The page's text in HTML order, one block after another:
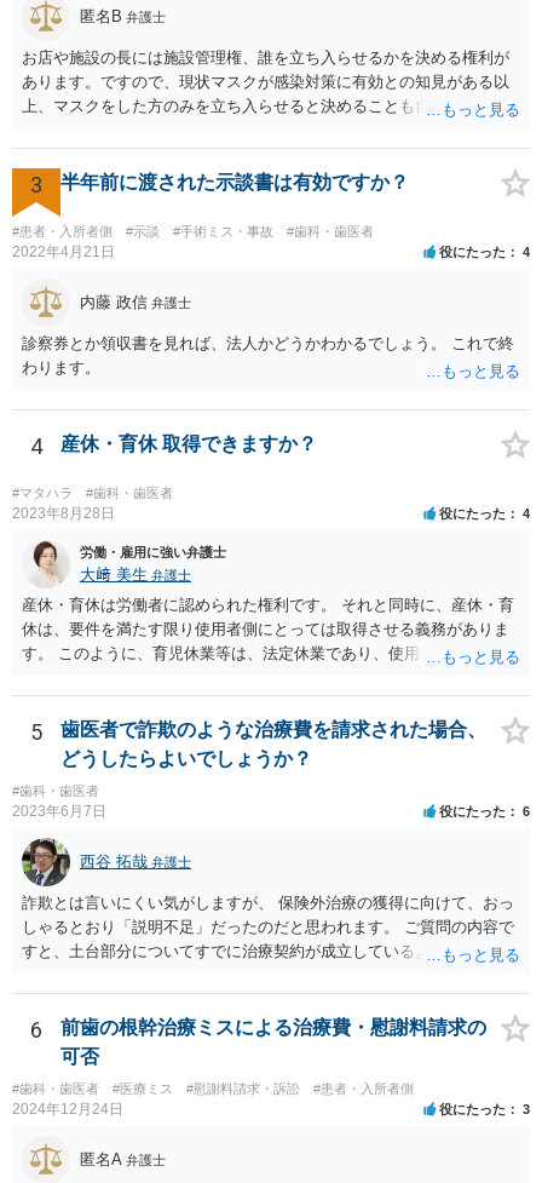
匿名B 弁護士
お店や施設の長には施設管理権、誰を立ち入らせるかを決める権利が
あります。ですので、現状マスクが感染対策に有効との知見がある以
上、マスクをした方のみを立ち入らせると決めることも自由であり、
など公益的な側面のある業種ですと、公衆浴場法など各種業法で定め
られた理由以外での利用拒否は禁止されていますし、公の施設でもマ
スクなしだけでの利用拒否は問題となりえますが、民間のお店に対し
ては慰謝料の請求は認められないと考えられます。
3 半年前に渡された示談書は有効ですか？
#患者・入所者側 #示談 #手術ミス・事故 #歯科・歯医者
2022年4月21日 役にたった 4
内藤 政信 弁護士
診察券とか領収書を見れば、法人かどうかわかるでしょう。 これで終
わります。
4 産休・育休 取得できますか？
#マタハラ #歯科・歯医者
2023年8月28日 役にたった 4
労働・雇用に強い弁護士
大﨑 美生 弁護士
産休・育休は労働者に認められた権利です。 それと同時に、産休・育
休は、要件を満たす限り使用者側にとっては取得させる義務がありま
す。 このように、育児休業等は、法定休業であり、使用者側で任意に
って、産休・育休を認めないということはできません。 ただし、残念
ながら実際には、妊娠・出産をしたら退職する慣行の事業者はありま
す。 しかし、このような慣行となっていること自体が、均等法９条１
項に違反します。 均等法違反は行政指導の対象となり、事業者が是正
勧告に従わない場合には企業名が公表される可能性もあります。 実際
に小さな医院で公表までいったケースがありますが、かなり稀なケー
スと言えます。 また、産休・育休を理由とした解雇は無効であり、損
害賠償請求の対象にもなります。 実際にどのようなアクションを取る
かは、職場での人間関係など気になる点があると思いますが、弁護士
か労基署へ一度ご相談いただくと安心だと思います。 均等法 （婚姻、
妊娠、出産等を理由とする不利益取扱いの禁止等） 第九条 事業主
は、女性労働者が婚姻し、妊娠し、又は出産したことを退職理由とし
て予定する定めをしてはならない。 ２ 事業主は、女性労働者が婚姻
したことを理由として、解雇してはならない。 ３ 事業主は、その雇
用する女性労働者が妊娠したこと、出産したこと、労働基準法（昭和
二十二年法律第四十九号）第六十五条第一項の規定による休業を請求
し、又は同項若しくは同条第二項の規定による休業をしたことその他
の妊娠又は出産に関する事由であつて厚生労働省令で定めるものを理
はならない。 ４ 妊娠中の女性労働者及び出産後一年を経過しない女
5
歯医者で詐欺のような治療費を請求された場合、
どうしたらよいでしょうか？
#歯科・歯医者
2023年6月7日 役にたった 6
西谷 拓哉 弁護士
詐欺とは言いにくい気がしますが、 保険外治療の獲得に向けて、おっ
しゃるとおり「説明不足」だったのだと思われます。 ご質問の内容で
すと、土台部分についてすでに治療契約が成立しているように思われ
させることができます。 消費者契約法は、いくつか取消の類型を定め
ています。 いくつか該当しそうな取消権をご参考までのせます。 ①土
台と被せ物の治療は通常同じ歯科で行いますので、被せ物の治療費が
益なる事実の不告知があった認められると考えられます。 そのため、
４０万円もかかるとは夢にも思わなかったという事情があれば、不利
益事実の不告知を理由とした取消権を主張することが出来る可能性が
あります（消費者契約法４条２項）。 ②また、保険外治療の必要性に
6
前歯の根幹治療ミスによる治療費・慰謝料請求の
可否
#歯科・歯医者 #医療ミス #慰謝料請求・訴訟 #患者・入所者側
2024年12月24日 役にたった 3
匿名A 弁護士